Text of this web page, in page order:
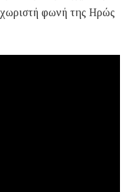
φωνή της Ηρώς